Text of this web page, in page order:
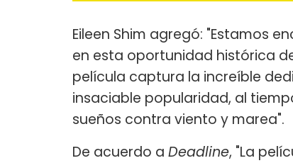
Eileen Shim agregó: "Estamos
en esta oportunidad histórica
película captura la increíble
insaciable popularidad, al
sueños contra viento y marea".
De acuerdo a Deadline, "La